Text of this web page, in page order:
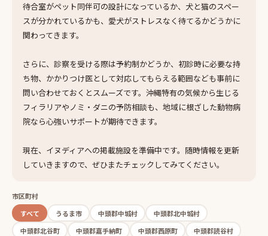
待合室がペット同伴可の設計になっているか、犬と猫のスペー
スが分かれているかも、愛犬がストレスなく待てるかどうかに
関わってきます。
さらに、診察を受ける際は予約制かどうか、初診時に必要な持
ち物、かかりつけ医として対応してもらえる範囲なども事前に
問い合わせておくとスムーズです。沖縄特有の気候から生じる
フィラリアやノミ・ダニの予防相談も、地域に根ざした動物病
院なら心強いサポートが期待できます。
現在、イヌディアへの掲載施設を準備中です。随時情報を更新
していきますので、ぜひまたチェックしてみてください。
市区町村
すべて
うるま市 中頭郡中城村
中頭郡北中城村
中頭郡北谷町
中頭郡嘉手納町 中頭郡西原町
中頭郡読谷村